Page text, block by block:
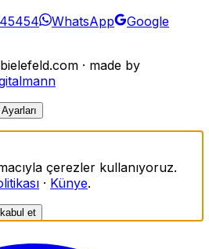
WhatsApp
Google
· made by
çerezler kullanıyoruz.
· Künye.
et